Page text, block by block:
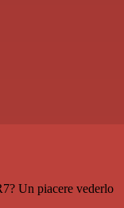
Un piacere vederlo